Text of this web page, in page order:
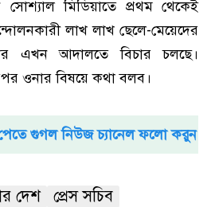
মিডিয়াতে প্রথম থেকেই
লাখ লাখ ছেলে-মেয়েদের
এখন আদালতে বিচার চলছে।
ওনার বিষয়ে কথা বলব।
গুগল নিউজ চ্যানেল ফলো করুন
দেশ
প্রেস সচিব